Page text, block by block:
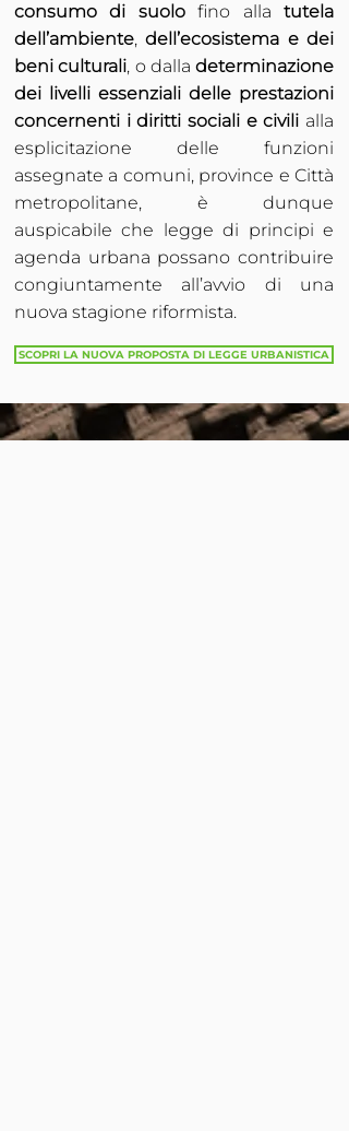
SCOPRI LA NUOVA PROPOSTA DI LEGGE URBANISTICA
consumo di suolofino allatutela
dell’ambiente,dell’ecosistema e dei
beni culturali, o dalla determinazione
dei livelli essenziali delle prestazioni
concernenti i diritti sociali e civili alla
esplicitazione delle funzioni
assegnate a comuni, province e Città
metropolitane, è dunque
auspicabile che legge di principi e
agenda urbana possano contribuire
congiuntamente all’avvio di una
nuova stagione riformista.